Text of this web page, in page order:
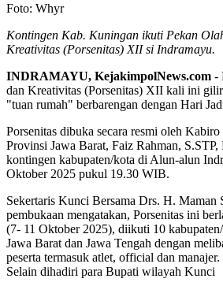
Foto: Whyr
Kontingen Kab. Kuningan ikuti Pekan
Kreativitas (Porsenitas) XII si Indramayu.
INDRAMAYU, KejakimpolNews.com -
dan Kreativitas (Porsenitas) XII kali ini
"tuan rumah" berbarengan dengan Hari
Porsenitas dibuka secara resmi oleh
Provinsi Jawa Barat, Faiz Rahman,
kontingen kabupaten/kota di Alun-alun
Oktober 2025 pukul 19.30 WIB.
Sekertaris Kunci Bersama Drs. H. Maman
pembukaan mengatakan, Porsenitas ini
(7- 11 Oktober 2025), diikuti 10
Jawa Barat dan Jawa Tengah dengan
peserta termasuk atlet, official dan manajer.
Selain dihadiri para Bupati wilayah Kunci